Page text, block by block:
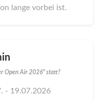
lange vorbei ist.
Open Air 2026" statt?
- 19.07.2026